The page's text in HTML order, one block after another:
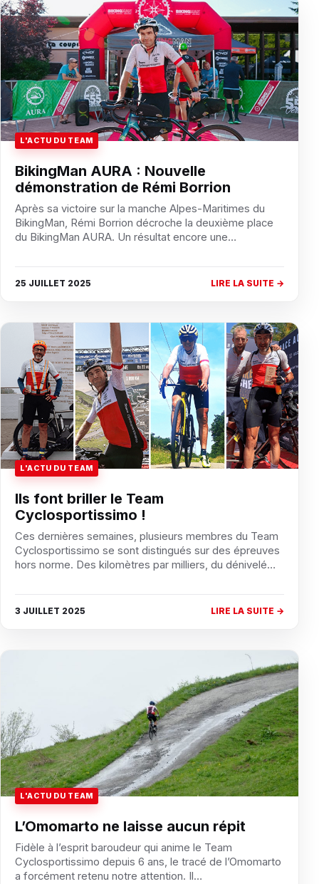
L'ACTU DU TEAM
BikingMan AURA : Nouvelle
démonstration de Rémi Borrion
Après sa victoire sur la manche Alpes-Maritimes du
BikingMan, Rémi Borrion décroche la deuxième place
du BikingMan AURA. Un résultat encore une…
25 JUILLET 2025 LIRE LA SUITE →
L'ACTU DU TEAM
Ils font briller le Team
Cyclosportissimo !
Ces dernières semaines, plusieurs membres du Team
Cyclosportissimo se sont distingués sur des épreuves
hors norme. Des kilomètres par milliers, du dénivelé…
3 JUILLET 2025 LIRE LA SUITE →
L'ACTU DU TEAM
L’Omomarto ne laisse aucun répit
Fidèle à l’esprit baroudeur qui anime le Team
Cyclosportissimo depuis 6 ans, le tracé de l’Omomarto
a forcément retenu notre attention. Il…